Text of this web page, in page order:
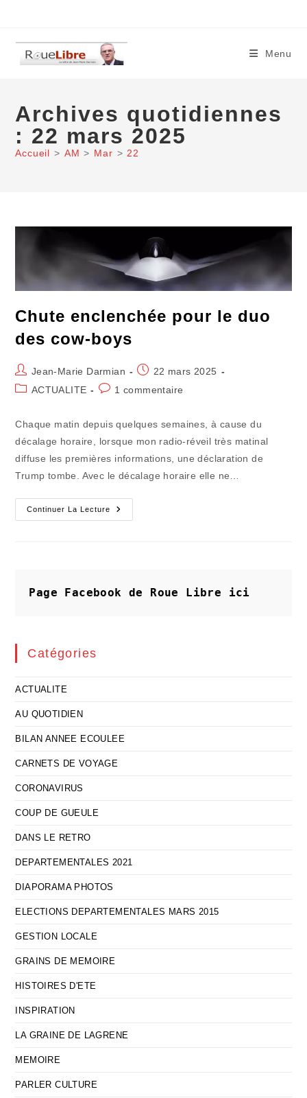
content
Menu
Archives quotidiennes
: 22 mars 2025
Accueil > AM > Mar > 22
Chute enclenchée pour le duo
des cow-boys
Auteur/autrice
de
Jean-Marie Darmian
Publication
publiée :
22 mars 2025
PostACTUALITE
Commentaires
publication :
1 commentaire
Chaque matin depuis quelques semaines, à cause du
décalage horaire, lorsque mon radio-réveil très matinal
diffuse les premières informations, une déclaration de
Trump tombe. Avec le décalage horaire elle ne…
Continuer La Lecture
Chute
Enclenchée
Page Facebook de Roue Libre ici
Catégories
ACTUALITE
AU QUOTIDIEN
BILAN ANNEE ECOULEE
CARNETS DE VOYAGE
CORONAVIRUS
COUP DE GUEULE
DANS LE RETRO
DEPARTEMENTALES 2021
DIAPORAMA PHOTOS
ELECTIONS DEPARTEMENTALES MARS 2015
GESTION LOCALE
GRAINS DE MEMOIRE
HISTOIRES D'ETE
INSPIRATION
LA GRAINE DE LAGRENE
MEMOIRE
PARLER CULTURE